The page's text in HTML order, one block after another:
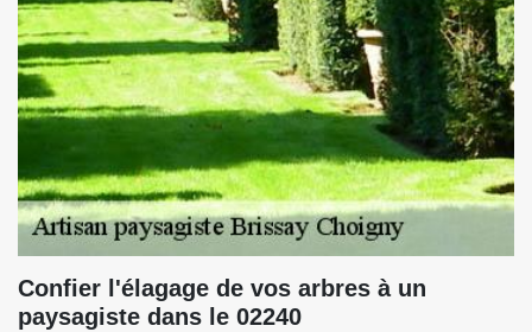
Confier l'élagage de vos arbres à un
paysagiste dans le 02240